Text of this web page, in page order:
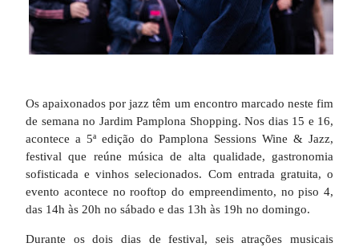
Os apaixonados por jazz têm um encontro marcado neste fim
de semana no Jardim Pamplona Shopping. Nos dias 15 e 16,
acontece a 5ª edição do Pamplona Sessions Wine & Jazz,
festival que reúne música de alta qualidade, gastronomia
sofisticada e vinhos selecionados. Com entrada gratuita, o
evento acontece no rooftop do empreendimento, no piso 4,
das 14h às 20h no sábado e das 13h às 19h no domingo.
Durante os dois dias de festival, seis atrações musicais